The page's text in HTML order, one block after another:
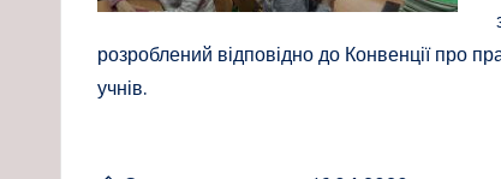
розроблений відповідно до Конвенції про
учнів.